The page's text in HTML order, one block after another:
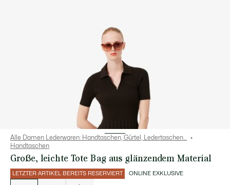
Alle Damen Lederwaren: Handtaschen, Gürtel, Ledertaschen…
Handtaschen
Große, leichte Tote Bag aus glänzendem Material
LETZTER ARTIKEL BEREITS RESERVIERT ONLINE EXKLUSIVE